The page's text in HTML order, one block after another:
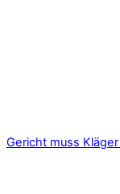
Gericht muss